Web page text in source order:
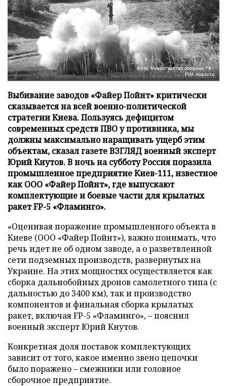
Фото: Министерство обороны РФ/
РИА Новости
Выбивание заводов «Файер Пойнт» критически
сказывается на всей военно-политической
стратегии Киева. Пользуясь дефицитом
современных средств ПВО у противника, мы
должны максимально наращивать ущерб этим
объектам, сказал газете ВЗГЛЯД военный эксперт
Юрий Кнутов. В ночь на субботу Россия поразила
промышленное предприятие Киев-111, известное
как ООО «Файер Пойнт», где выпускают
комплектующие и боевые части для крылатых
ракет FP-5 «Фламинго».
«Оценивая поражение промышленного объекта в
Киеве (ООО «Файер Пойнт»), важно понимать, что
речь идет не об одном заводе, а о разветвленной
сети подземных производств, развернутых на
Украине. На этих мощностях осуществляется как
сборка дальнобойных дронов самолетного типа (с
дальностью до 3400 км), так и производство
компонентов и финальная сборка крылатых
ракет, включая FP-5 «Фламинго», – пояснил
военный эксперт Юрий Кнутов.
Конкретная доля поставок комплектующих
зависит от того, какое именно звено цепочки
было поражено – смежники или головное
сборочное предприятие.